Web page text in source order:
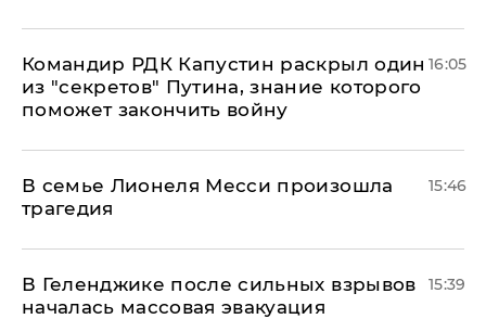
Командир РДК Капустин раскрыл один
из "секретов" Путина, знание которого
поможет закончить войну
16:05
В семье Лионеля Месси произошла
трагедия
15:46
В Геленджике после сильных взрывов
началась массовая эвакуация
15:39